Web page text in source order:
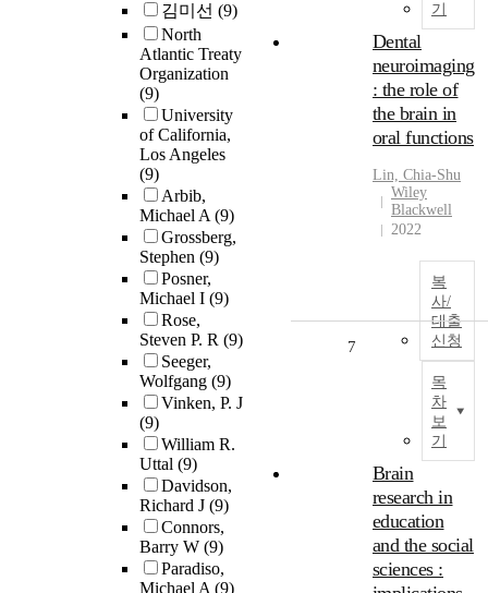
김미선 (9)
North
Atlantic Treaty
Organization
(9)
University
of California,
Los Angeles
(9)
Arbib,
Michael A(9)
Grossberg,
Stephen (9)
Posner,
Michael I (9)
Rose,
Steven P. R (9)
Seeger,
Wolfgang (9)
Vinken, P. J
(9)
William R.
Uttal (9)
Davidson,
Richard J (9)
Connors,
Barry W (9)
Paradiso,
Michael A(9)
기
Dental
neuroimaging
: the role of
the brain in
oral functions
Lin, Chia-Shu
Wiley
Blackwell
2022
복
사/
대출
신청
목
차
보
기
7
Brain
research in
education
and the social
sciences :